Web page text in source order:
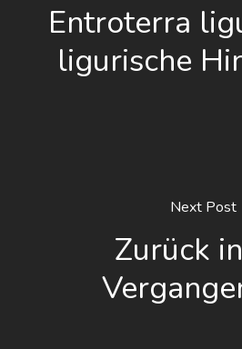
Entroterra
ligurische
Next Post
Zurück